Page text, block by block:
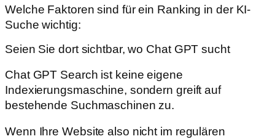
Welche Faktoren sind für ein Ranking in der KI-
Suche wichtig:
Seien Sie dort sichtbar, wo Chat GPT sucht
Chat GPT Search ist keine eigene
Indexierungsmaschine, sondern greift auf
bestehende Suchmaschinen zu.
Wenn Ihre Website also nicht im regulären